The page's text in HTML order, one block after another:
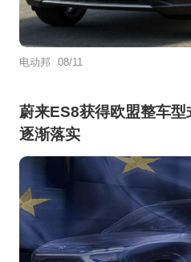
电动邦 08/11
蔚来ES8获得欧盟整车
逐渐落实